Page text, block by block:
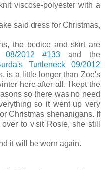
viscose-polyester with a
said dress for Christmas,
the bodice and skirt are
08/2012 #133and the
Turtleneck 09/2012
is a little longer than Zoe's
here after all. I kept the
so there was no need
so it went up very
Christmas shenanigans. If
to visit Rosie, she still
it will be worn again.